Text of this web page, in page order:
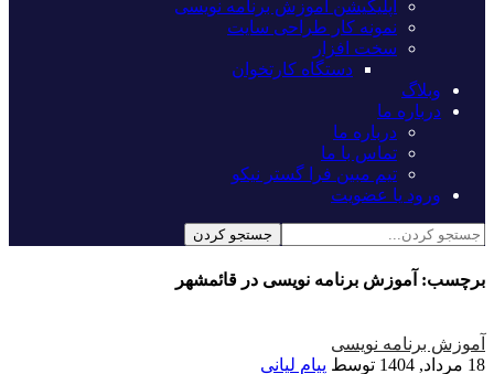
اپلیکیشن آموزش برنامه نویسی
نمونه کار طراحی سایت
سخت افزار
دستگاه کارتخوان
وبلاگ
درباره ما
درباره ما
تماس با ما
تیم مبین فرا گستر نیکو
ورود یا عضویت
برچسب: آموزش برنامه نویسی در قائمشهر
آموزش برنامه نویسی
18 مرداد, 1404
توسط پیام لیانی